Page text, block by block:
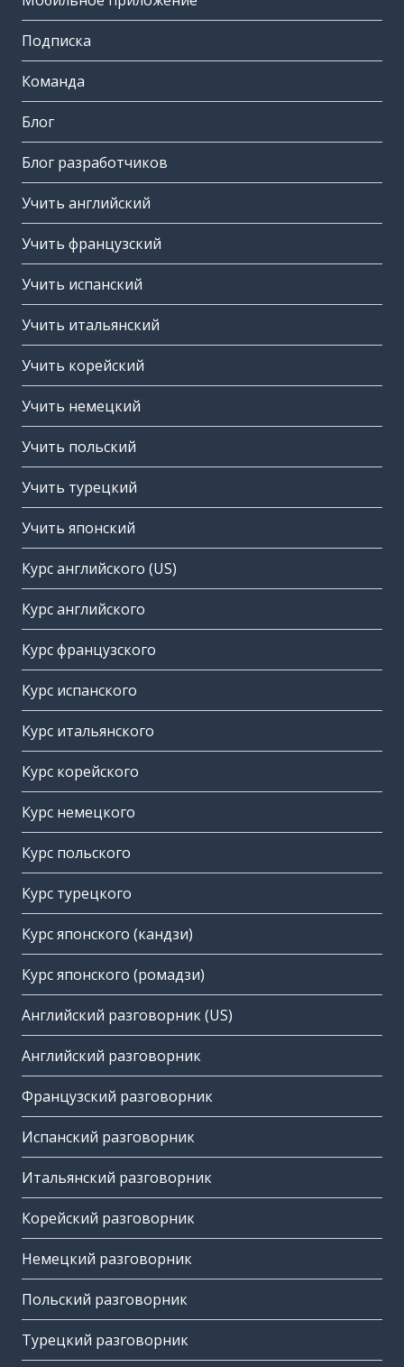
Подписка
Команда
Блог
Блог разработчиков
Учить английский
Учить французский
Учить испанский
Учить итальянский
Учить корейский
Учить немецкий
Учить польский
Учить турецкий
Учить японский
Курс английского (US)
Курс английского
Курс французского
Курс испанского
Курс итальянского
Курс корейского
Курс немецкого
Курс польского
Курс турецкого
Курс японского (кандзи)
Курс японского (ромадзи)
Английский разговорник (US)
Английский разговорник
Французский разговорник
Испанский разговорник
Итальянский разговорник
Корейский разговорник
Немецкий разговорник
Польский разговорник
Турецкий разговорник